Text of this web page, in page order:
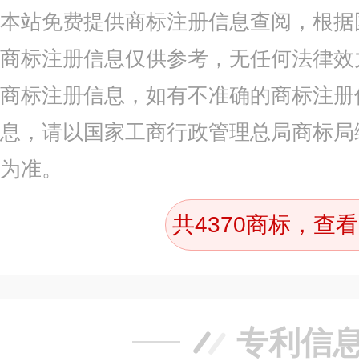
本站免费提供商标注册信息查阅，根
商标注册信息仅供参考，无任何法律
商标注册信息，如有不准确的商标注
息，请以国家工商行政管理总局商标
为准。
共4370商标，查
专利信